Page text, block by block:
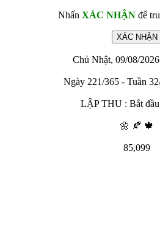
Nhấn XÁC NHẬNđể
Chủ Nhật, 09/08/
Ngày 221/365 - Tuần
LẬP THU : Bắt đầu
🌼 🍂 🍁
85,099